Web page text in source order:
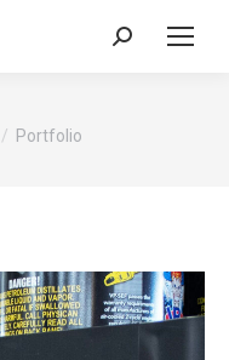
Search:
Portfolio